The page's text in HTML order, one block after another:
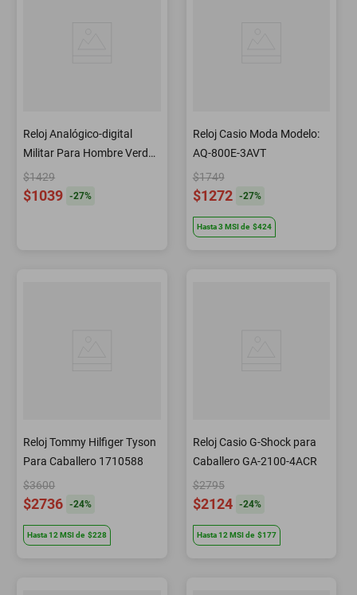
Reloj Analógico-digital
Militar Para Hombre Verde
Piel
$1429
$1039 -27%
Reloj Casio Moda Modelo:
AQ-800E-3AVT
$1749
$1272 -27%
Hasta3 MSIde $424
Reloj Tommy Hilfiger Tyson
Para Caballero 1710588
$3600
$2736 -24%
Hasta12 MSIde $228
Reloj Casio G-Shock para
Caballero GA-2100-4ACR
$2795
$2124 -24%
Hasta12 MSIde $177